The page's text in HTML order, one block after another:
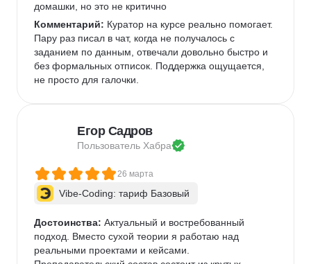
домашки, но это не критично
Комментарий: Куратор на курсе реально помогает.
Пару раз писал в чат, когда не получалось с
заданием по данным, отвечали довольно быстро и
без формальных отписок. Поддержка ощущается,
не просто для галочки.
Егор Садров
Пользователь Хабра
26 марта
Vibe-Coding: тариф Базовый
Достоинства: Актуальный и востребованный
подход. Вместо сухой теории я работаю над
реальными проектами и кейсами.